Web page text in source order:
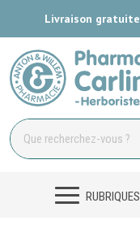
Livraison gratuite
RUBRIQUES